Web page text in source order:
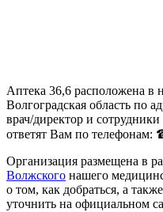
Аптека 36,6 расположена в
Волгоградская область по
врач/директор и
ответят Вам по телефонам:
Организация размещена в
Волжского нашего
о том, как добраться, а
уточнить на официальном